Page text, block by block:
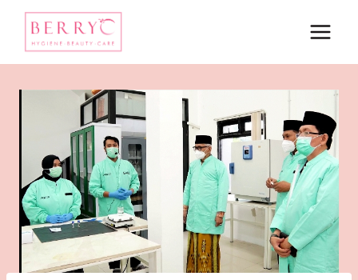
content